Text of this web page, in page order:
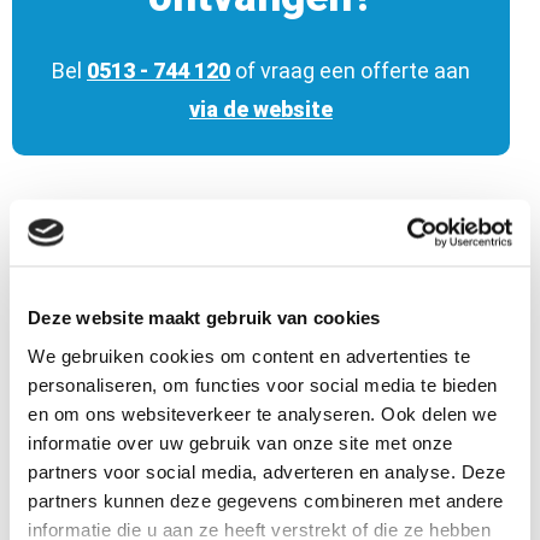
Deze website maakt gebruik van cookies
We gebruiken cookies om content en advertenties te
personaliseren, om functies voor social media te bieden
en om ons websiteverkeer te analyseren. Ook delen we
informatie over uw gebruik van onze site met onze
partners voor social media, adverteren en analyse. Deze
partners kunnen deze gegevens combineren met andere
informatie die u aan ze heeft verstrekt of die ze hebben
Bel 0513 - 744 120 of vraag een offerte aan
via de website
Uitlijnen, wanneer is dat nodig?
om uw voertuig eens per 2 jaar te laten
uitlijnen. Daarnaast is het verstandig om de
auto te laten uitlijnen bij onderstaande
klachten:
Uw auto heeft een flinke smak gemaakt
tegen een stoeprand